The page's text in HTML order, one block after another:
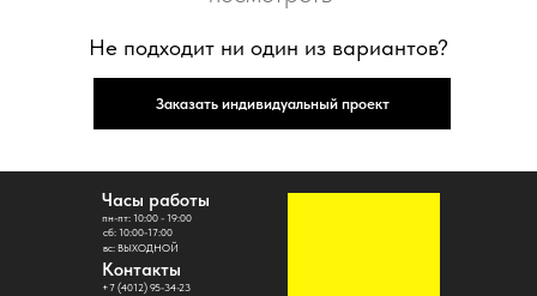
Не подходит ни один из вариантов?
Заказать индивидуальный проект
Контакты
+7 (4012) 95-34-23
Часы работы
пн-пт: 10:00 - 19:00
вс: ВЫХОДНОЙ
сб: 10:00-17:00